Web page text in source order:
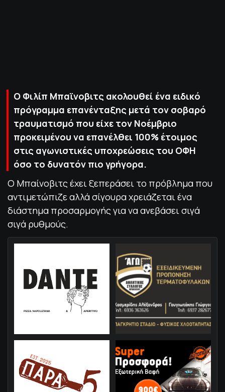
O Φιλίπ Μπαϊνοβιτς ακολουθεί ένα ειδικό
πρόγραμμα επανένταξης μετά τον σοβαρό
τραυματισμό που είχε τον Νοέμβριο
προκειμένου να επανέλθει 100% έτοιμος
στις αγωνιστικές υποχρεώσεις του ΟΦΗ
όσο το δυνατόν πιο γρήγορα.
Ο Μπαίνοβιτς έχει ξεπεράσει το πρόβλημα που
αντιμετώπιζε αλλά σίγουρα χρειάζεται ένα
διάστημα προσαρμογής για να ανεβάσει σιγά
σιγά ρυθμούς.